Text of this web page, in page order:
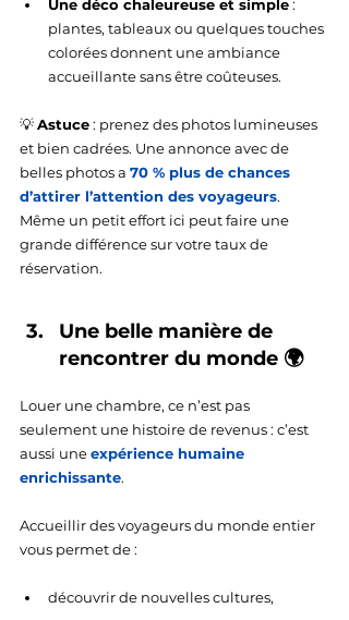
Une déco chaleureuse et simple :
plantes, tableaux ou quelques touches
colorées donnent une ambiance
accueillante sans être coûteuses.
💡 Astuce : prenez des photos lumineuses
et bien cadrées. Une annonce avec de
belles photos a 70 % plus de chances
d’attirer l’attention des voyageurs.
Même un petit effort ici peut faire une
grande différence sur votre taux de
réservation.
Une belle manière de
rencontrer du monde 🌍
Louer une chambre, ce n’est pas
seulement une histoire de revenus : c’est
aussi une expérience humaine
enrichissante.
Accueillir des voyageurs du monde entier
vous permet de :
découvrir de nouvelles cultures,